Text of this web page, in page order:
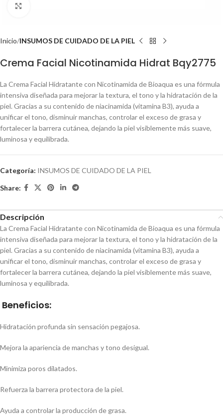
Inicio INSUMOS DE CUIDADO DE LA PIEL
Crema Facial Nicotinamida Hidrat Bqy2775
La Crema Facial Hidratante con Nicotinamida de Bioaqua es una fórmula
intensiva diseñada para mejorar la textura, el tono y la hidratación de la
piel. Gracias a su contenido de niacinamida (vitamina B3), ayuda a
unificar el tono, disminuir manchas, controlar el exceso de grasa y
fortalecer la barrera cutánea, dejando la piel visiblemente más suave,
luminosa y equilibrada.
Categoría: INSUMOS DE CUIDADO DE LA PIEL
Share:
Descripción
La Crema Facial Hidratante con Nicotinamida de Bioaqua es una fórmula
intensiva diseñada para mejorar la textura, el tono y la hidratación de la
piel. Gracias a su contenido de niacinamida (vitamina B3), ayuda a
unificar el tono, disminuir manchas, controlar el exceso de grasa y
fortalecer la barrera cutánea, dejando la piel visiblemente más suave,
luminosa y equilibrada.
Beneficios:
Hidratación profunda sin sensación pegajosa.
Mejora la apariencia de manchas y tono desigual.
Minimiza poros dilatados.
Refuerza la barrera protectora de la piel.
Ayuda a controlar la producción de grasa.